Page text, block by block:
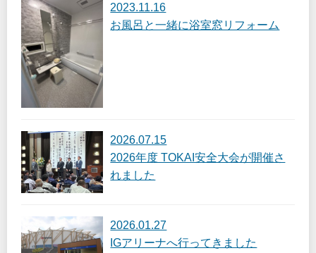
2023.11.16
お風呂と一緒に浴室窓リフォーム
2026.07.15
2026年度 TOKAI安全大会が開催さ
れました
2026.01.27
IGアリーナへ行ってきました